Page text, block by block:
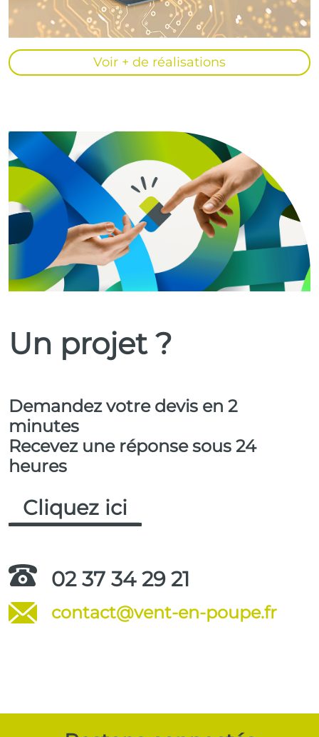
Voir + de réalisations
Un projet ?
Demandez votre devis en 2
minutes
Recevez une réponse sous 24
heures
Cliquez ici
02 37 34 29 21
contact@vent-en-poupe.fr